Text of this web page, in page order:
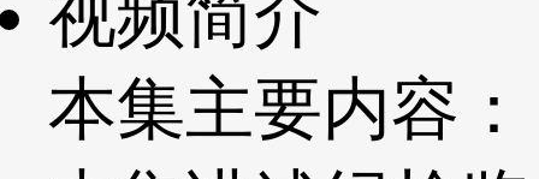
视频简介
本集主要内容：